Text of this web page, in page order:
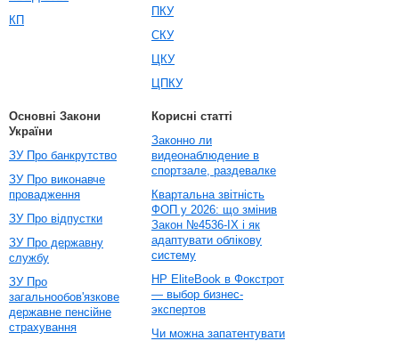
КП
ПКУ
СКУ
ЦКУ
ЦПКУ
Основні Закони
України
ЗУ Про банкрутство
ЗУ Про виконавче
провадження
ЗУ Про відпустки
ЗУ Про державну
службу
ЗУ Про
загальнообов'язкове
державне пенсійне
страхування
Корисні статті
Законно ли
видеонаблюдение в
спортзале, раздевалке
Квартальна звітність
ФОП у 2026: що змінив
Закон №4536-IX і як
адаптувати облікову
систему
HP EliteBook в Фокстрот
— выбор бизнес-
экспертов
Чи можна запатентувати